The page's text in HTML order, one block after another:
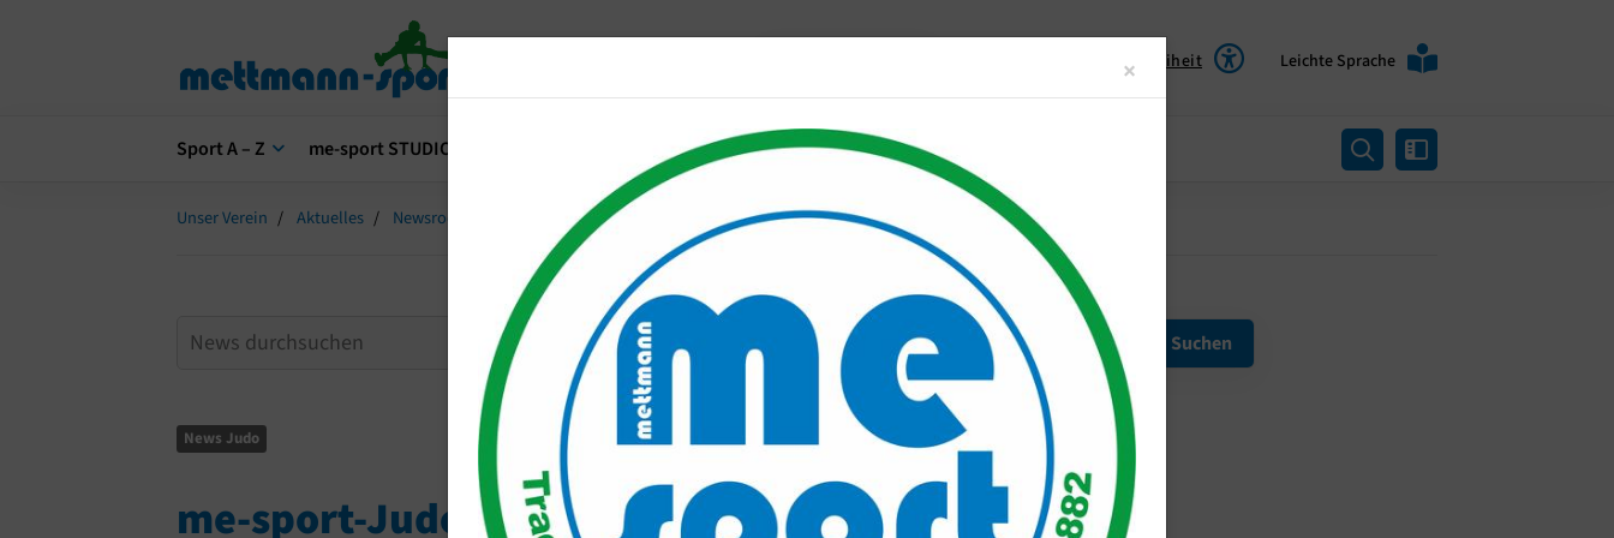
Barrierefreiheit Leichte Sprache
Sport A – Z me-sport STUDIO Unser Verein Mitgliederservice
Unser Verein Aktuelles Newsroom me-sport-Judokas weiter auf Titelkurs
News Judo
me-sport-Judokas weiter auf Titelkurs
× Close